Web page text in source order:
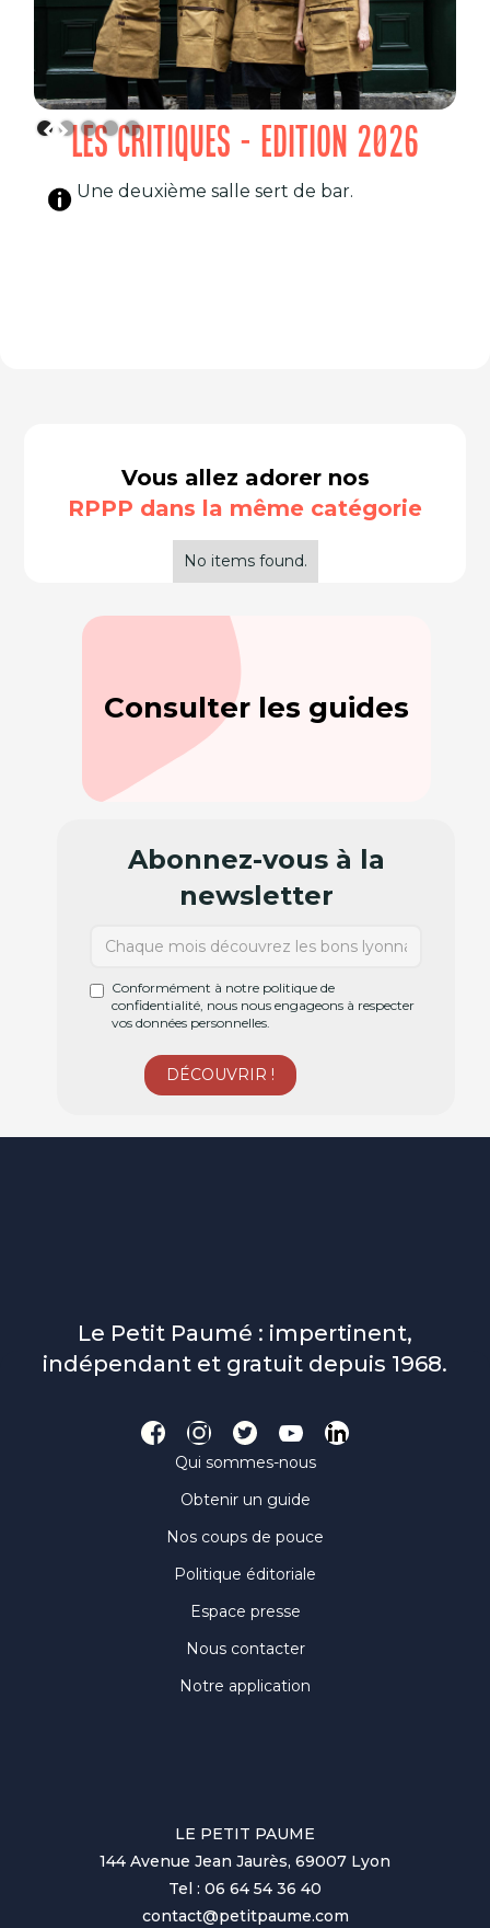
LES CRITIQUES - EDITION 2026
Une deuxième salle sert de bar.
Vous allez adorer nos
RPPP dans la même catégorie
No items found.
Consulter les guides
Abonnez-vous à la
newsletter
Conformément à notre politique de
confidentialité, nous nous engageons à respecter
vos données personnelles.
Le Petit Paumé : impertinent,
indépendant et gratuit depuis 1968.
Qui sommes-nous
Obtenir un guide
Nos coups de pouce
Politique éditoriale
Espace presse
Nous contacter
Notre application
LE PETIT PAUME
144 Avenue Jean Jaurès, 69007 Lyon
Tel : 06 64 54 36 40
contact@petitpaume.com